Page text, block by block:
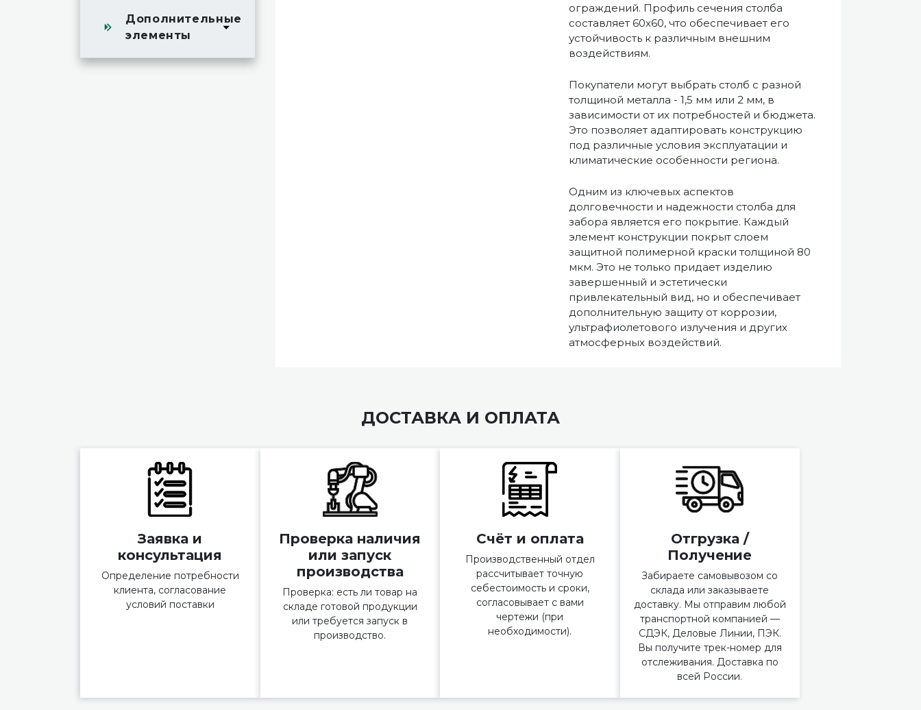
Дополнительные
элементы
ограждений. Профиль сечения столба
составляет 60х60, что обеспечивает его
устойчивость к различным внешним
воздействиям.
Покупатели могут выбрать столб с разной
толщиной металла - 1,5 мм или 2 мм, в
зависимости от их потребностей и бюджета.
Это позволяет адаптировать конструкцию
под различные условия эксплуатации и
климатические особенности региона.
Одним из ключевых аспектов
долговечности и надежности столба для
забора является его покрытие. Каждый
элемент конструкции покрыт слоем
защитной полимерной краски толщиной 80
мкм. Это не только придает изделию
завершенный и эстетически
привлекательный вид, но и обеспечивает
дополнительную защиту от коррозии,
ультрафиолетового излучения и других
атмосферных воздействий.
ДОСТАВКА И ОПЛАТА
Заявка и
консультация
Определение потребности
клиента, согласование
условий поставки
Проверка наличия
или запуск
производства
Проверка: есть ли товар на
складе готовой продукции
или требуется запуск в
производство.
Счёт и оплата
Производственный отдел
рассчитывает точную
себестоимость и сроки,
согласовывает с вами
чертежи (при
необходимости).
Отгрузка /
Получение
Забираете самовывозом со
склада или заказываете
доставку. Мы отправим любой
транспортной компанией —
СДЭК, Деловые Линии, ПЭК.
Вы получите трек-номер для
отслеживания. Доставка по
всей России.